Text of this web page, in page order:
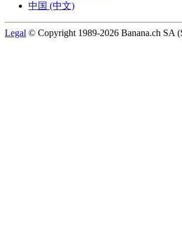
中国 (中文)
Legal © Copyright 1989-2026 Banana.ch SA